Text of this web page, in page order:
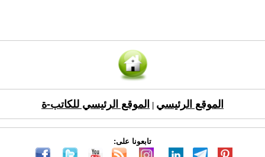
الموقع الرئيسي الموقع الرئيسي للكاتب-ة
تابعونا على: